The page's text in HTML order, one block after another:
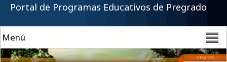
Portal de Programas Educativos de Pregrado